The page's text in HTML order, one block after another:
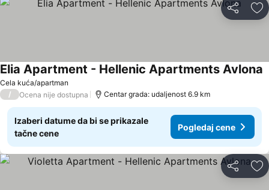
Deli
Cela kuća/apartman
Elia Apartment - Hellenic Apartments Avlona
/ Ocena nije dostupna Centar grada: udaljenost 6.9 km
Izaberi datume da bi se prikazale
tačne cene
Pogledaj cene
Deli